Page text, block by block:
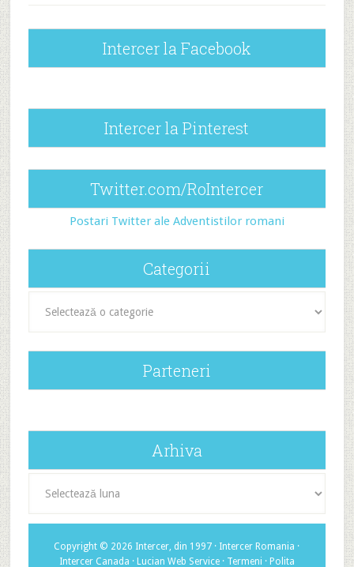
Intercer la Facebook
Intercer la Pinterest
Twitter.com/RoIntercer
Postari Twitter ale Adventistilor romani
Categorii
Parteneri
Arhiva
Copyright © 2026 Intercer, din 1997 · Intercer Romania ·
Intercer Canada · Lucian Web Service· Termeni · Polita